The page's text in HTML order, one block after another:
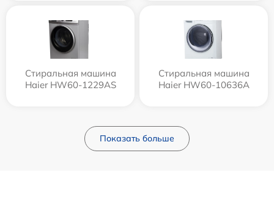
Стиральная машина
Haier HW60-1229AS
Стиральная машина
Haier HW60-10636A
Показать больше